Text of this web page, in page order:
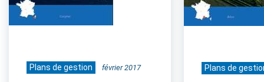
Plans de gestion février 2017 Plans de